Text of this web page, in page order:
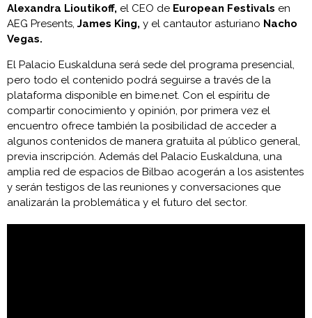
Alexandra Lioutikoff, el CEO de European Festivals en
AEG Presents, James King, y el cantautor asturiano Nacho
Vegas.
El Palacio Euskalduna será sede del programa presencial,
pero todo el contenido podrá seguirse a través de la
plataforma disponible en bime.net. Con el espíritu de
compartir conocimiento y opinión, por primera vez el
encuentro ofrece también la posibilidad de acceder a
algunos contenidos de manera gratuita al público general,
previa inscripción. Además del Palacio Euskalduna, una
amplia red de espacios de Bilbao acogerán a los asistentes
y serán testigos de las reuniones y conversaciones que
analizarán la problemática y el futuro del sector.